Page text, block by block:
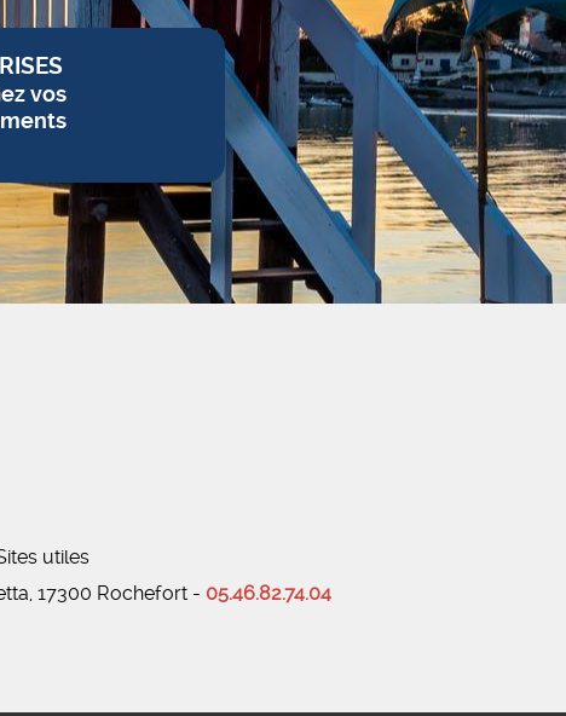
vos
utiles
17300 Rochefort - 05.46.82.74.04